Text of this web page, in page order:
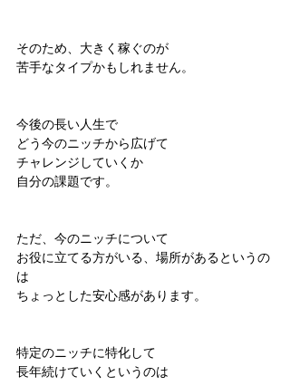
そのため、大きく稼ぐのが
苦手なタイプかもしれません。
今後の長い人生で
どう今のニッチから広げて
チャレンジしていくか
自分の課題です。
ただ、今のニッチについて
お役に立てる方がいる、場所があるというの
は
ちょっとした安心感があります。
特定のニッチに特化して
長年続けていくというのは